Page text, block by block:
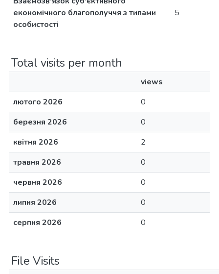
економічного благополуччя з типами
особистості
5
Total visits per month
views
лютого 2026
0
березня 2026
0
квітня 2026
2
травня 2026
0
червня 2026
0
липня 2026
0
серпня 2026
0
File Visits